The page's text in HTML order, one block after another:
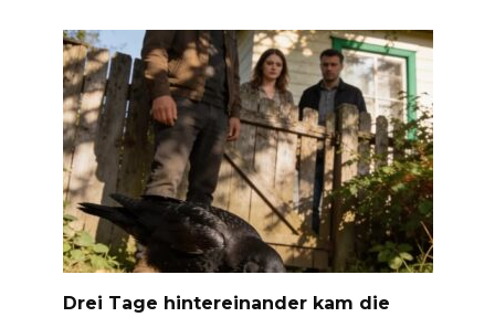
Drei Tage hintereinander kam die